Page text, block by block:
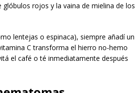
rojos y la vaina de mielina de los
lentejas o espinaca), siempre añadí un
C transforma el hierro no-hemo
el café o té inmediatamente después